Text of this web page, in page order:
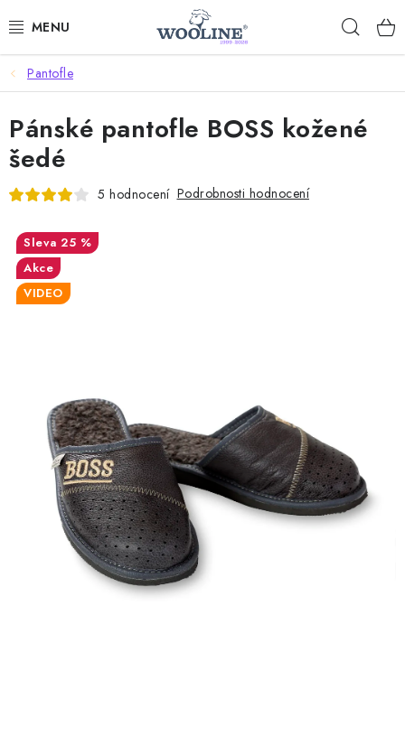
na
AKCE %
DÁRKOVÉ POUKAZY
OBLEČENÍ
DOMOV A SPANÍ
Doprava a platba Hodnocení obchodu
Kontakty
Moje objednávka
FAQ
Pantofle
Pánské pantofle BOSS kožené
šedé
5 hodnocení Podrobnosti hodnocení
25 %
Akce
VIDEO